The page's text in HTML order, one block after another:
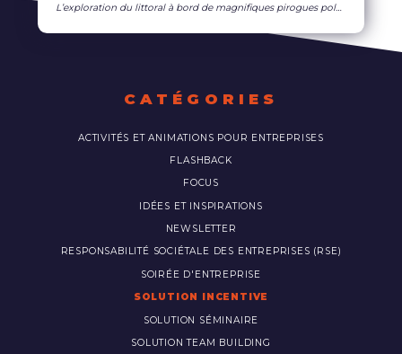
L’exploration du littoral à bord de magnifiques pirogues polynésiennes ultra-légères en carbone, alliance parfaite entre savoir-faire ancestral et technologie moderne, permettra à chacun de vivre un moment unique de plaisir et de détente.
CATÉGORIES
ACTIVITÉS ET ANIMATIONS POUR ENTREPRISES
FLASHBACK
FOCUS
IDÉES ET INSPIRATIONS
NEWSLETTER
RESPONSABILITÉ SOCIÉTALE DES ENTREPRISES (RSE)
SOIRÉE D'ENTREPRISE
SOLUTION INCENTIVE
SOLUTION SÉMINAIRE
SOLUTION TEAM BUILDING